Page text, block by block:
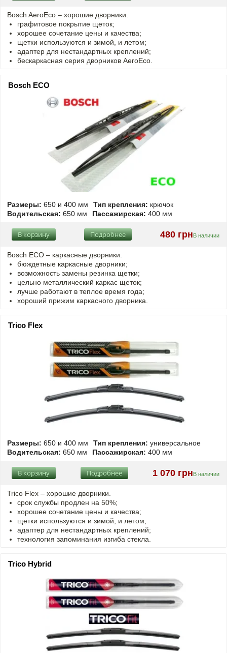
Bosch AeroEco – хорошие дворники.
графитовое покрытие щеток;
хорошее сочетание цены и качества;
щетки используются и зимой, и летом;
адаптер для нестандартных креплений;
бескаркасная серия дворников AeroEco.
Bosch ECO
Размеры: 650 и 400 мм Тип крепления: крючок
Водительская: 650 мм Пассажирская: 400 мм
480 грн В наличии
Подробнее
В корзину
Bosch ECO – каркасные дворники.
бюждетные каркасные дворники;
возможность замены резинка щетки;
цельно металлический каркас щеток;
лучше работают в теплое время года;
хороший прижим каркасного дворника.
Trico Flex
Размеры: 650 и 400 мм Тип крепления: универсальное
Водительская: 650 мм Пассажирская: 400 мм
1 070 грн В наличии
Подробнее
В корзину
Trico Flex – хорошие дворники.
срок службы продлен на 50%;
хорошее сочетание цены и качества;
щетки используются и зимой, и летом;
адаптер для нестандартных креплений;
технология запоминания изгиба стекла.
Trico Hybrid